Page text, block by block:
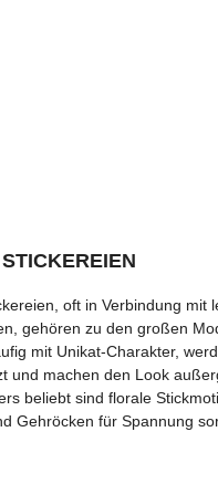
STICKEREIEN
oft in Verbindung mit
gehören zu den großen
mit Unikat-Charakter,
und machen den Look
beliebt sind florale
Gehröcken für Spannung